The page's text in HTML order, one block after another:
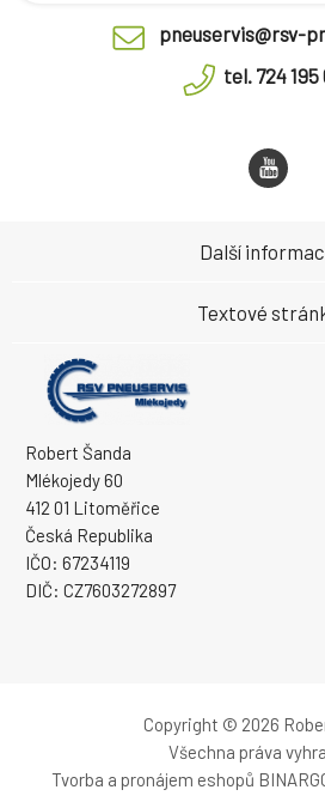
pneuservis@rsv-
tel. 724 195
Robert Šanda
Mlékojedy 60
412 01 Litoměřice
Česká Republika
IČO: 67234119
DIČ: CZ7603272897
Další
Textové
Copyright © 2026
Všechna práva
Tvorba a pronájem eshopů